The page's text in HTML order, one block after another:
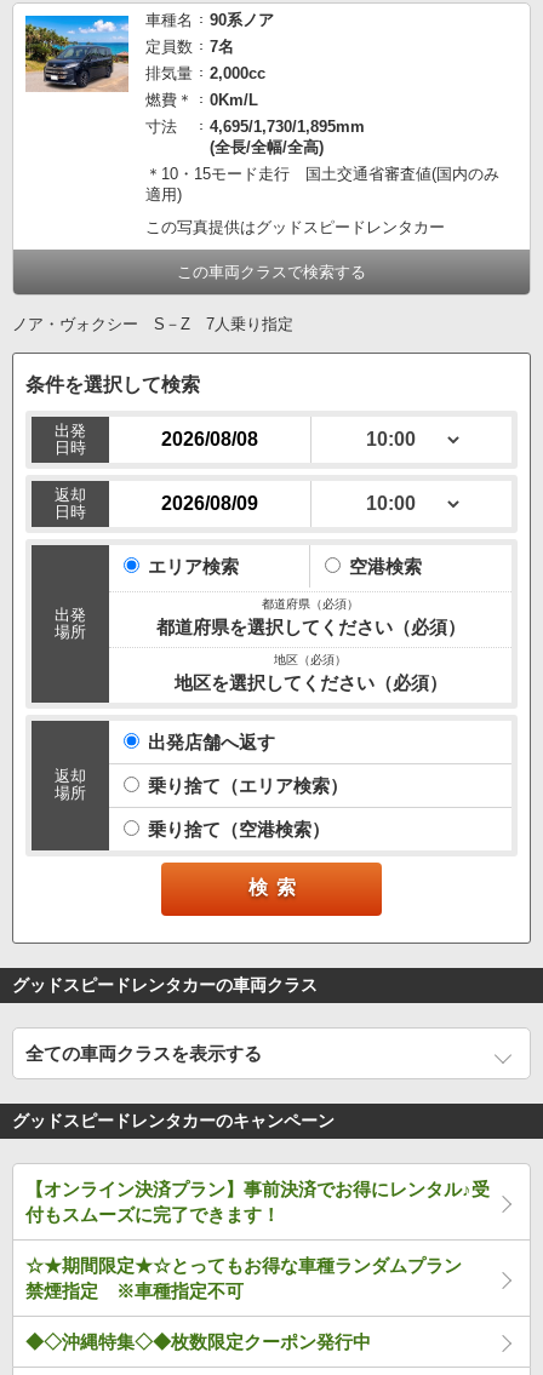
車種名
90系ノア
定員数
7名
排気量
2,000cc
燃費＊
0Km/L
寸法
4,695/1,730/1,895mm
(全長/全幅/全高)
＊10・15モード走行 国土交通省審査値(国内のみ
適用)
この写真提供はグッドスピードレンタカー
この車両クラスで検索する
ノア・ヴォクシー S－Z 7人乗り指定
条件を選択して検索
出発
日時
返却
日時
出発
場所
エリア検索 空港検索
都道府県を選択してください（必須）
地区を選択してください（必須）
返却
場所
出発店舗へ返す
乗り捨て（エリア検索）
乗り捨て（空港検索）
グッドスピードレンタカーの車両クラス
全ての車両クラスを表示する
グッドスピードレンタカーのキャンペーン
【オンライン決済プラン】事前決済でお得にレンタル♪受
付もスムーズに完了できます！
☆★期間限定★☆とってもお得な車種ランダムプラン
禁煙指定 ※車種指定不可
◆◇沖縄特集◇◆枚数限定クーポン発行中